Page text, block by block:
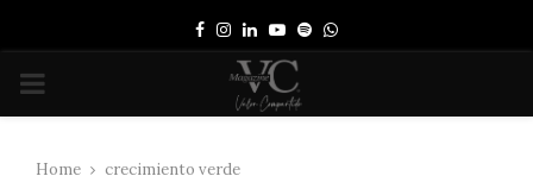
Facebook
Instagram
LinkedinYoutube
SpotifyWhatsapp
PRIMARY
Home crecimiento verde